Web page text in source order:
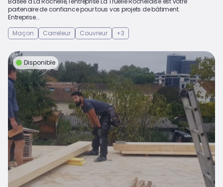
partenaire de confiance pour tous vos projets de bâtiment.
Entreprise...
Maçon
Carreleur Couvreur +3
Disponible